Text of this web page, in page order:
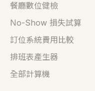
餐廳數位健檢
No-Show 損失試算
訂位系統費用比較
排班表產生器
全部計算機